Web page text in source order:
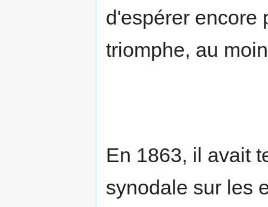
d'espérer encore
triomphe, au
En 1863, il avait
synodale sur les